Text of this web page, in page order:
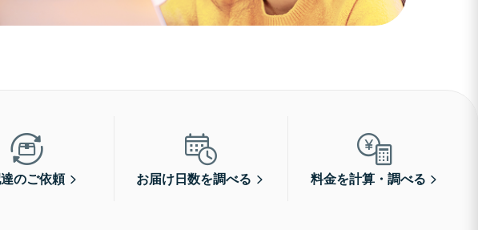
のご依頼 お届け日数を調べる 料金を計算・調べる